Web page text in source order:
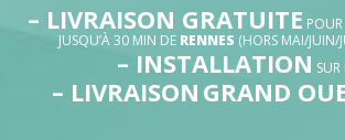
– LIVRAISON GRATUITE
JUSQU’À 30 MIN DE RENNES (HORS MAI/JUIN/
– INSTALLATION SUR
– LIVRAISON GRAND